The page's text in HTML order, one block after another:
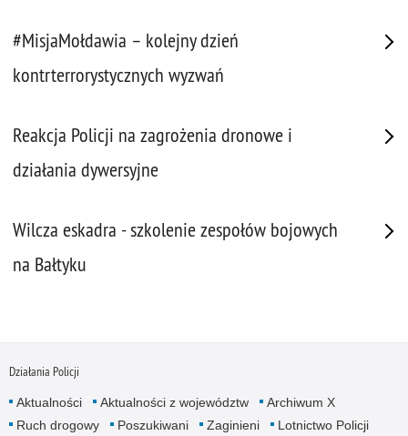
#MisjaMołdawia – kolejny dzień
kontrterrorystycznych wyzwań
Reakcja Policji na zagrożenia dronowe i
działania dywersyjne
Wilcza eskadra - szkolenie zespołów bojowych
na Bałtyku
Działania Policji
Aktualności Aktualności z województw
Archiwum X
Ruch drogowy
Poszukiwani Zaginieni
Lotnictwo Policji